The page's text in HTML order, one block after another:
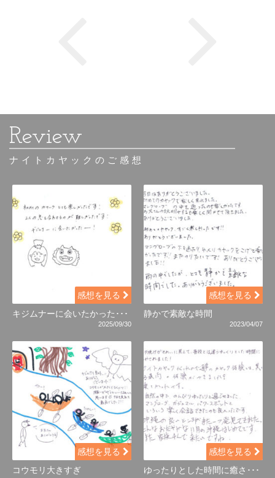
ナイトカヤックのご感想
感想を見る
キジムナーに会いたかった･･･
2025/09/30
感想を見る
静かで素敵な時間
2023/04/07
感想を見る
コウモリ大きすぎ
感想を見る
ゆったりとした時間に癒さ･･･